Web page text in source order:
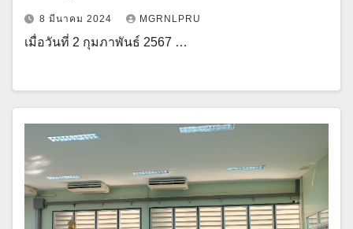
8 มีนาคม 2024 MGRNLPRU
เมื่อวันที่ 2 กุมภาพันธ์ 2567 …